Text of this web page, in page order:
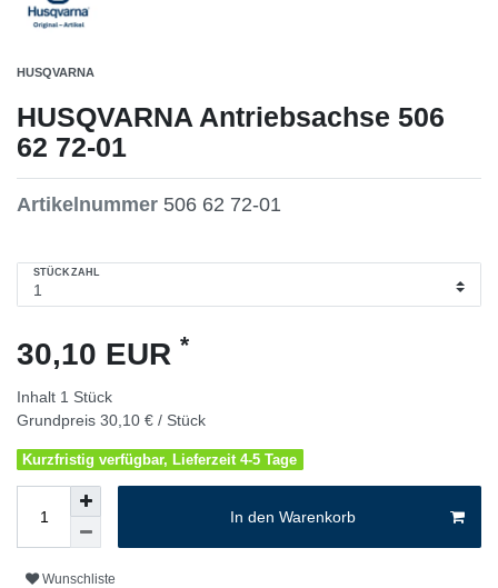
HUSQVARNA
HUSQVARNA Antriebsachse 506
62 72-01
Artikelnummer 506 62 72-01
STÜCKZAHL
30,10 EUR *
Inhalt 1 Stück
Grundpreis 30,10 € / Stück
Kurzfristig verfügbar, Lieferzeit 4-5 Tage
In den Warenkorb
Wunschliste